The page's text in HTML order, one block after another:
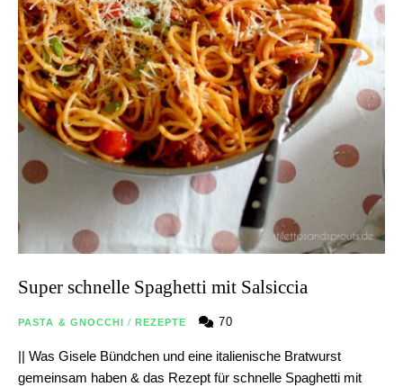
Super schnelle Spaghetti mit Salsiccia
PASTA & GNOCCHI / REZEPTE 70
|| Was Gisele Bündchen und eine italienische Bratwurst
gemeinsam haben & das Rezept für schnelle Spaghetti mit